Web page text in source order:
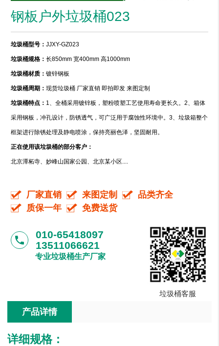
钢板户外垃圾桶023
垃圾桶型号：JJXY-GZ023
垃圾桶规格：长850mm 宽400mm 高1000mm
垃圾桶材质：镀锌钢板
垃圾桶周期：现货垃圾桶 厂家直销 即拍即发 来图定制
垃圾桶特点： 1、全桶采用镀锌板，塑粉喷塑工艺使用寿命更长久。2、箱体
采用钢板，冲孔设计，防锈透气，可广泛用于腐蚀性环境中。3、垃圾箱整个
框架进行除锈处理及静电喷涂，保持亮丽色泽，坚固耐用。
正在使用该垃圾桶的部分客户：
北京潭柘寺、妙峰山国家公园、北京某小区....
厂家直销 来图定制
品类齐全
质保一年
免费送货
phone
010-65418097
13511066621
专业垃圾桶生产厂家
垃圾桶客服
产品详情
详细规格：